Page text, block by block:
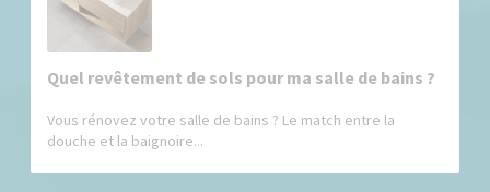
Quel revêtement de sols pour ma salle de bains ?
Vous rénovez votre salle de bains ? Le match entre la
douche et la baignoire...